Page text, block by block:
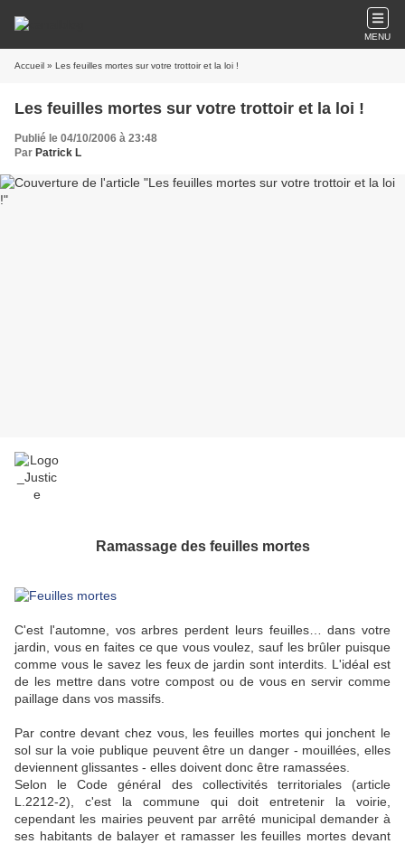
MENU
Accueil » Les feuilles mortes sur votre trottoir et la loi !
Les feuilles mortes sur votre trottoir et la loi !
Publié le 04/10/2006 à 23:48
Par Patrick L
Ramassage des feuilles mortes
C'est l'automne, vos arbres perdent leurs feuilles… dans votre
jardin, vous en faites ce que vous voulez, sauf les brûler puisque
comme vous le savez les feux de jardin sont interdits. L'idéal est
de les mettre dans votre compost ou de vous en servir comme
paillage dans vos massifs.
Par contre devant chez vous, les feuilles mortes qui jonchent le
sol sur la voie publique peuvent être un danger - mouillées, elles
deviennent glissantes - elles doivent donc être ramassées.
Selon le Code général des collectivités territoriales (article
L.2212-2), c'est la commune qui doit entretenir la voirie,
cependant les mairies peuvent par arrêté municipal demander à
ses habitants de balayer et ramasser les feuilles mortes devant